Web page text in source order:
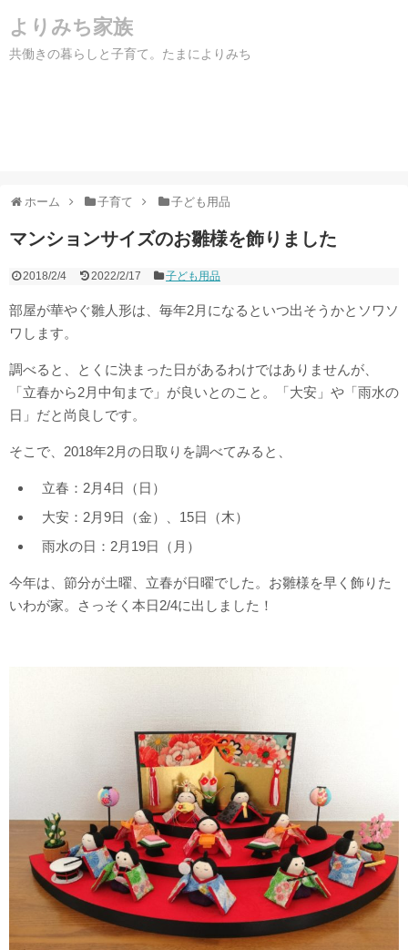
よりみち家族
共働きの暮らしと子育て。たまによりみち
ホーム 子育て 子ども用品
マンションサイズのお雛様を飾りました
2018/2/4 2022/2/17 子ども用品
部屋が華やぐ雛人形は、毎年2月になるといつ出そうかとソワソ
ワします。
調べると、とくに決まった日があるわけではありませんが、
「立春から2月中旬まで」が良いとのこと。「大安」や「雨水の
日」だと尚良しです。
そこで、2018年2月の日取りを調べてみると、
立春：2月4日（日）
大安：2月9日（金）、15日（木）
雨水の日：2月19日（月）
今年は、節分が土曜、立春が日曜でした。お雛様を早く飾りた
いわが家。さっそく本日2/4に出しました！